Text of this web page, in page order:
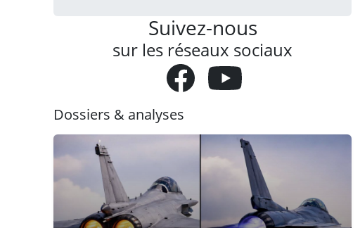
Suivez-nous
sur les réseaux sociaux
Dossiers & analyses